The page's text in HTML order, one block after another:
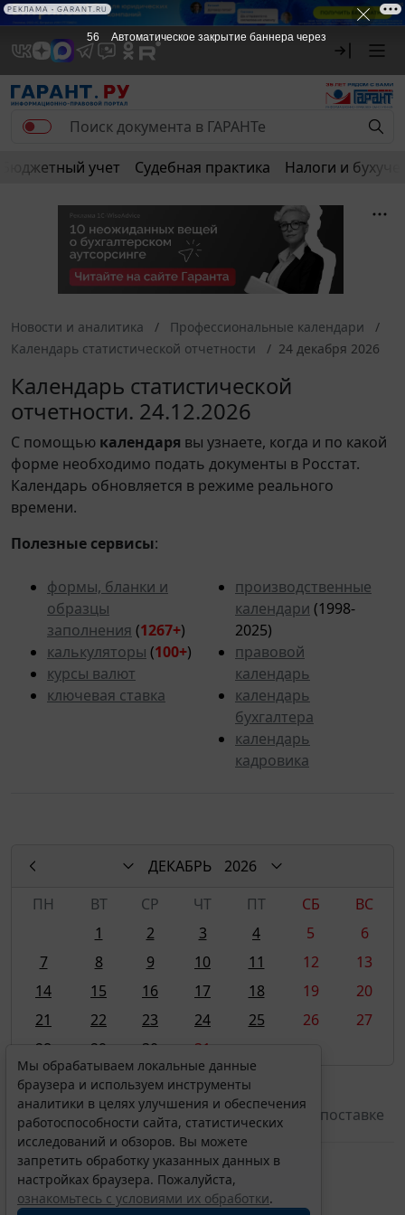
Бюджетный учет Судебная практика Налоги и
Новости и аналитика
Профессиональные календари
Календарь статистической отчетности
24 декабря 2026
Календарь статистической
отчетности. 24.12.2026
С помощью календаря вы узнаете, когда и по какой
форме необходимо подать документы в Росстат.
Календарь обновляется в режиме реального
времени.
Полезные сервисы:
формы, бланки и
образцы
заполнения (1267+)
калькуляторы (100+)
курсы валют
ключевая ставка
производственные
календари (1998-
2025)
правовой
календарь
календарь
бухгалтера
календарь
кадровика
ДЕКАБРЬ
2026
ПН
ВТ СР ЧТ ПТ СБ
ВС
1
2 3 4 5
6
7
8 9 10 11 12
13
14
15 16 17 18 19
20
21
22 23 24 25 26
27
28
29 30 31
24 декабря 2026
ФормаN 1-ПС (уголь) срочная"Сведения о поставке
угля" (суточная)
Мы обрабатываем локальные данные
браузера и используем инструменты
аналитики в целях улучшения и обеспечения
работоспособности сайта, статистических
исследований и обзоров. Вы можете
запретить обработку указанных данных в
настройках браузера. Пожалуйста,
ознакомьтесь с условиями их обработки.
56 Автоматическое закрытие баннера через
РЕКЛАМА • GARANT.RU